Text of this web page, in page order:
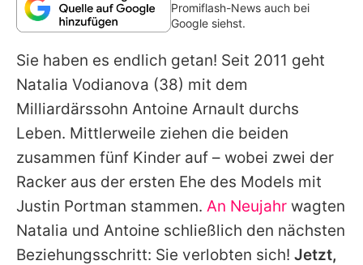
Team
Redaktionelle Richtlinien
Impressum
Nutzungsbedingungen
Utiq verwalten
Promiflash-News auch bei
Google siehst.
Sie haben es endlich getan! Seit 2011 geht
Natalia Vodianova (38) mit dem
Milliardärssohn Antoine Arnault durchs
Leben. Mittlerweile ziehen die beiden
zusammen fünf Kinder auf – wobei zwei der
Racker aus der ersten Ehe des Models mit
Justin Portman stammen. An Neujahr wagten
Natalia und Antoine schließlich den nächsten
Beziehungsschritt: Sie verlobten sich! Jetzt,